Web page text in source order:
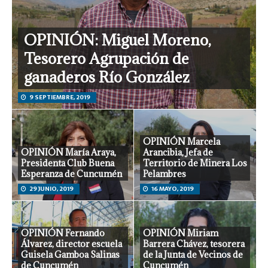
OPINIÓN: Miguel Moreno,
Tesorero Agrupación de
ganaderos Río González
9 SEPTIEMBRE, 2019
OPINIÓN María Araya,
Presidenta Club Buena
Esperanza de Cuncumén
29 JUNIO, 2019
OPINIÓN Marcela
Arancibia, Jefa de
Territorio de Minera Los
Pelambres
16 MAYO, 2019
OPINIÓN Fernando
Álvarez, director escuela
Guisela Gamboa Salinas
de Cuncumén
OPINIÓN Miriam
Barrera Chávez, tesorera
de la Junta de Vecinos de
Cuncumén